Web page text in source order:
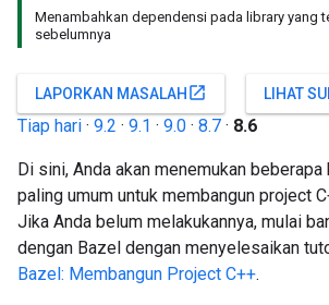
Menambahkan dependensi pada library yang
sebelumnya
LAPORKAN MASALAH open_in_new LIHAT
Tiap hari · 9.2 · 9.1 · 9.0 · 8.7 · 8.6
Di sini, Anda akan menemukan
paling umum untuk membangun project
Jika Anda belum melakukannya, mulai
dengan Bazel dengan menyelesaikan
Bazel: Membangun Project C++.